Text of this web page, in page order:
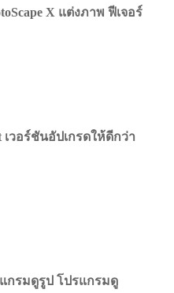
X แต่งภาพ ฟีเจอร์
เวอร์ชันอัปเกรดให้ดีกว่า
แกรมดูรูป โปรแกรมดู